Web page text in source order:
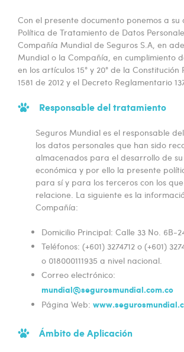
Con el presente documento ponemos a su
Política de Tratamiento de Datos
Compañía Mundial de Seguros S.A, en
Mundial o la Compañía, en cumplimiento
en los artículos 15° y 20° de la Constitución
1581 de 2012 y el Decreto Reglamentario
Responsable del tratamiento
Seguros Mundial es el responsable
los datos personales que han sido
almacenados para el desarrollo de
económica y por ello la presente
para sí y para los terceros con los
relacione. La siguiente es la
Compañía:
Domicilio Principal: Calle 33 No. 6B-
Teléfonos: (+601) 3274712 o (+601)
o 018000111935 a nivel nacional.
Correo electrónico:
mundial@segurosmundial.com.co
Página Web:
Ámbito de Aplicación